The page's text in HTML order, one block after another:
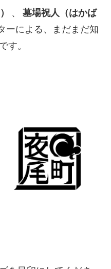
、
墓場祝人（はかば
ーによる、まだまだ知
す。